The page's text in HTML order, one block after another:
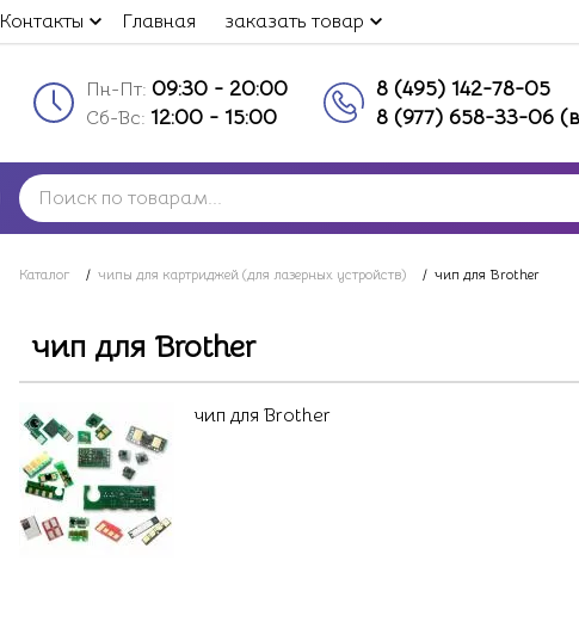
Контакты Главная заказать товар
Пн-Пт: 09:30 - 20:00
Сб-Вс: 12:00 - 15:00
8 (495) 142-78-05
8 (977) 658-33-06
Каталог / чипы для картриджей (для лазерных устройств) / чип для Brother
чип для Brother
чип для Brother